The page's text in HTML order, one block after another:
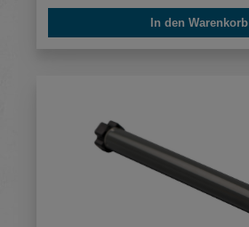
In den Warenkorb